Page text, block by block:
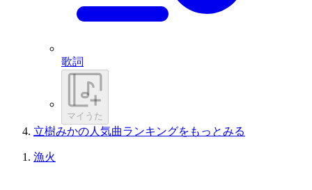
歌詞
マイうた
立樹みかの人気曲ランキングをもっとみる
漁火